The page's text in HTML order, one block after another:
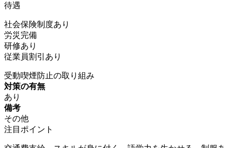
待遇
社会保険制度あり
労災完備
研修あり
従業員割引あり
受動喫煙防止の取り組み
対策の有無
あり
備考
その他
注目ポイント